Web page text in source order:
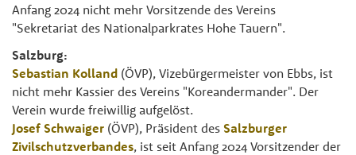
Anfang 2024 nicht mehr Vorsitzende des Vereins
"Sekretariat des Nationalparkrates Hohe Tauern".
Salzburg:
Sebastian Kolland (ÖVP), Vizebürgermeister von Ebbs, ist
nicht mehr Kassier des Vereins "Koreandermander". Der
Verein wurde freiwillig aufgelöst.
Josef Schwaiger (ÖVP), Präsident des Salzburger
Zivilschutzverbandes, ist seit Anfang 2024 Vorsitzender der